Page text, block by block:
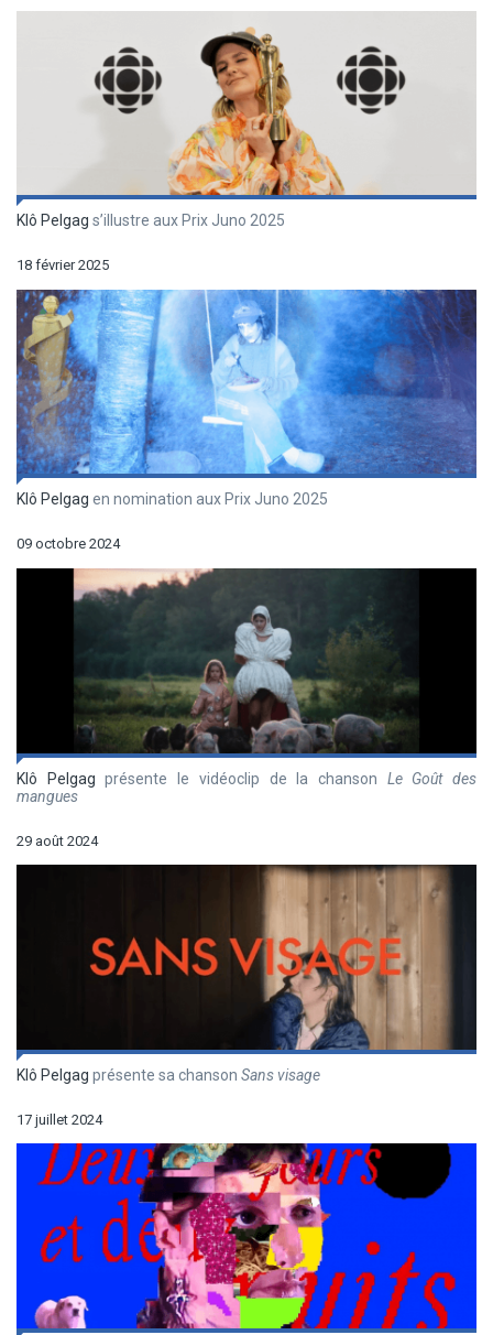
Klô Pelgag s’illustre aux Prix Juno 2025
18 février 2025
Klô Pelgag en nomination aux Prix Juno 2025
09 octobre 2024
Klô Pelgag présente le vidéoclip de la chanson Le Goût des
mangues
29 août 2024
Klô Pelgag présente sa chanson Sans visage
17 juillet 2024